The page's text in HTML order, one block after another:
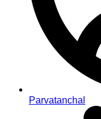
Parvatanchal